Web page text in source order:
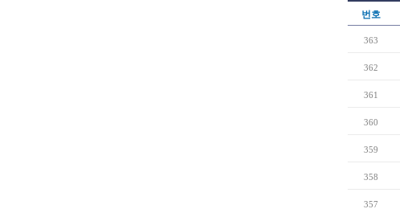
번호
363
362
361
360
359
358
357